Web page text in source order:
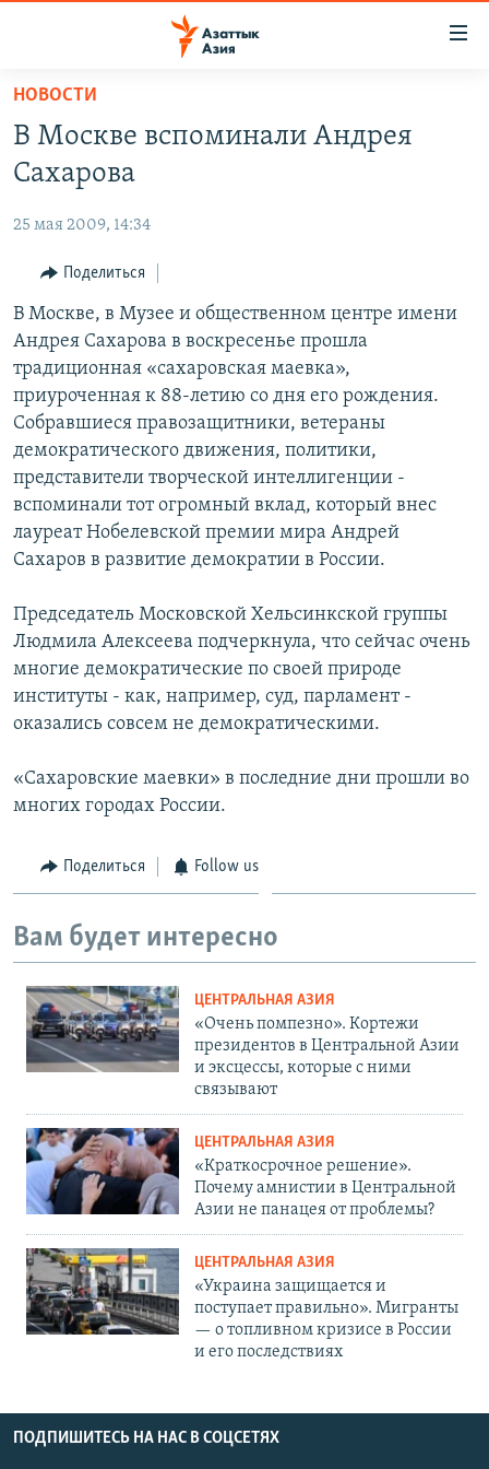
Вернуться
основному
содержанию
Вернутся
навигации
Вернутся
поиску
УЗБЕКИСТАН
ТАДЖИКИСТАН
ВОЙНА В УКРАИНЕ
НА ДРУГИХ ЯЗЫКАХ
ҚАЗАҚША
КЫРГЫЗЧА
ЎЗБЕКЧА
ТОҶИКӢ
TÜRKMENÇE
Все сайты РСЕ/РС
НОВОСТИ
В Москве вспоминали Андрея
Сахарова
25 мая 2009, 14:34
Поделиться
В Москве, в Музее и общественном центре имени
Андрея Сахарова в воскресенье прошла
традиционная «сахаровская маевка»,
приуроченная к 88-летию со дня его рождения.
Собравшиеся правозащитники, ветераны
демократического движения, политики,
представители творческой интеллигенции -
вспоминали тот огромный вклад, который внес
лауреат Нобелевской премии мира Андрей
Сахаров в развитие демократии в России.
Председатель Московской Хельсинкской группы
Людмила Алексеева подчеркнула, что сейчас очень
многие демократические по своей природе
институты - как, например, суд, парламент -
оказались совсем не демократическими.
«Сахаровские маевки» в последние дни прошли во
многих городах России.
Поделиться Follow us
Вам будет интересно
ЦЕНТРАЛЬНАЯ АЗИЯ
«Очень помпезно». Кортежи
президентов в Центральной Азии
и эксцессы, которые с ними
связывают
ЦЕНТРАЛЬНАЯ АЗИЯ
«Краткосрочное решение».
Почему амнистии в Центральной
Азии не панацея от проблемы?
ЦЕНТРАЛЬНАЯ АЗИЯ
«Украина защищается и
поступает правильно». Мигранты
— о топливном кризисе в России
и его последствиях
ПОДПИШИТЕСЬ НА НАС В СОЦСЕТЯХ